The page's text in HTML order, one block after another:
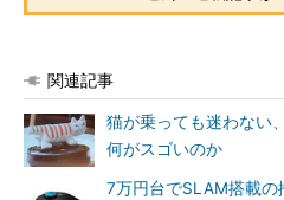
関連記事
猫が乗っても迷わない
何がスゴいのか
7万円台でSLAM搭載の